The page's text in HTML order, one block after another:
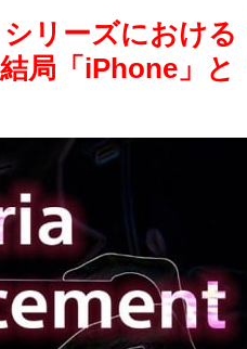
シリーズにおけ
局「iPhone」と